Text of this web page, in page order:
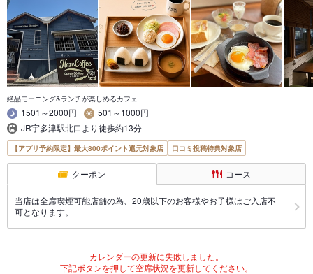
絶品モーニング&ランチが楽しめるカフェ
1501～2000円
501～1000円
JR宇多津駅北口より徒歩約13分
【アプリ予約限定】最大800ポイント還元対象店 口コミ投稿特典対象店
クーポン コース
当店は全席喫煙可能店舗の為、20歳以下のお客様やお子様はご入店不
可となります。
カレンダーの更新に失敗しました。
下記ボタンを押して空席状況を更新してください。